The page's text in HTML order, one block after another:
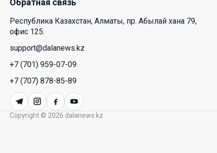
HONOR расширяет стратегию бизнеса и
искусственным интеллектом
Новые ориентиры экономического партнерства:
какие возможности открывает форум
Казахстана и России
26 Июл. 2026 12:11
Республика Казахстан, Алматы, пр. Абылай хана 79,
офис 125.
support@dalanews.kz
+7 (701) 959-07-09
+7 (707) 878-85-89
Copyright © 2026 dalanews.kz.